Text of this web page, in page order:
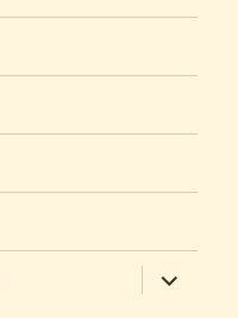
ouvrir
le